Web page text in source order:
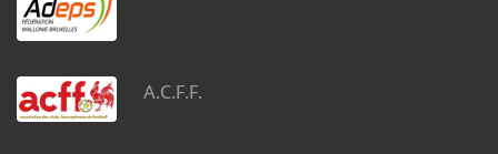
A.C.F.F.